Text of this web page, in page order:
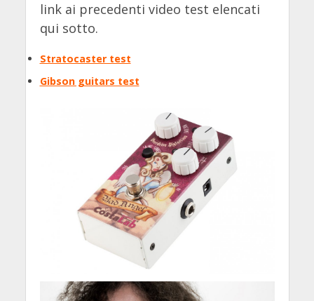
link ai precedenti video test elencati
qui sotto.
Stratocaster test
Gibson guitars test